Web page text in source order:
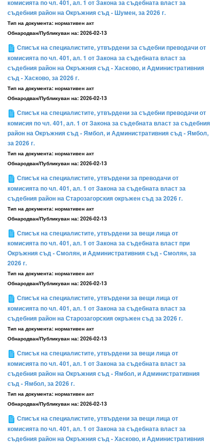
комисията по чл. 401, ал. 1 от Закона за съдебната власт за
съдебния район на Окръжния съд - Шумен, за 2026 г.
Тип на документа: нормативен акт
Обнародван/Публикуван на: 2026-02-13
Списък на специалистите, утвърдени за съдебни преводачи от
комисията по чл. 401, ал. 1 от Закона за съдебната власт за
съдебния район на Окръжния съд - Хасково, и Административния
съд - Хасково, за 2026 г.
Тип на документа: нормативен акт
Обнародван/Публикуван на: 2026-02-13
Списък на специалистите, утвърдени за съдебни преводачи от
комисия по чл. 401, ал. 1 от Закона за съдебната власт за съдебния
район на Окръжния съд - Ямбол, и Административния съд - Ямбол,
за 2026 г.
Тип на документа: нормативен акт
Обнародван/Публикуван на: 2026-02-13
Списък на специалистите, утвърдени за преводачи от
комисията по чл. 401, ал. 1 от Закона за съдебната власт за
съдебния район на Старозагорския окръжен съд за 2026 г.
Тип на документа: нормативен акт
Обнародван/Публикуван на: 2026-02-13
Списък на специалистите, утвърдени за вещи лица от
комисията по чл. 401, ал. 1 от Закона за съдебната власт при
Окръжния съд - Смолян, и Административния съд - Смолян, за
2026 г.
Тип на документа: нормативен акт
Обнародван/Публикуван на: 2026-02-13
Списък на специалистите, утвърдени за вещи лица от
комисията по чл. 401, ал. 1 от Закона за съдебната власт за
съдебния район на Старозагорския окръжен съд за 2026 г.
Тип на документа: нормативен акт
Обнародван/Публикуван на: 2026-02-13
Списък на специалистите, утвърдени за вещи лица от
комисията по чл. 401, ал. 1 от Закона за съдебната власт за
съдебния район на Окръжния съд - Ямбол, и Административния
съд - Ямбол, за 2026 г.
Тип на документа: нормативен акт
Обнародван/Публикуван на: 2026-02-13
Списък на специалистите, утвърдени за вещи лица от
комисията по чл. 401, ал. 1 от Закона за съдебната власт за
съдебния район на Окръжния съд - Хасково, и Административния